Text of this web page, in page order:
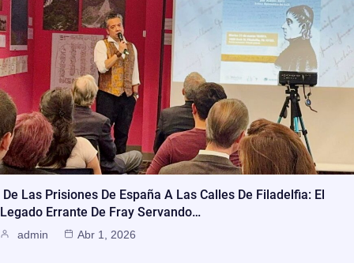
De Las Prisiones De España A Las Calles De Filadelfia: El
Legado Errante De Fray Servando…
admin Abr 1, 2026